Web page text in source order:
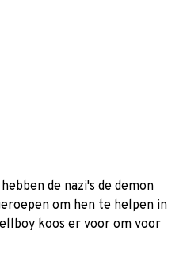
de nazi's de demon
om hen te helpen in
koos er voor om voor